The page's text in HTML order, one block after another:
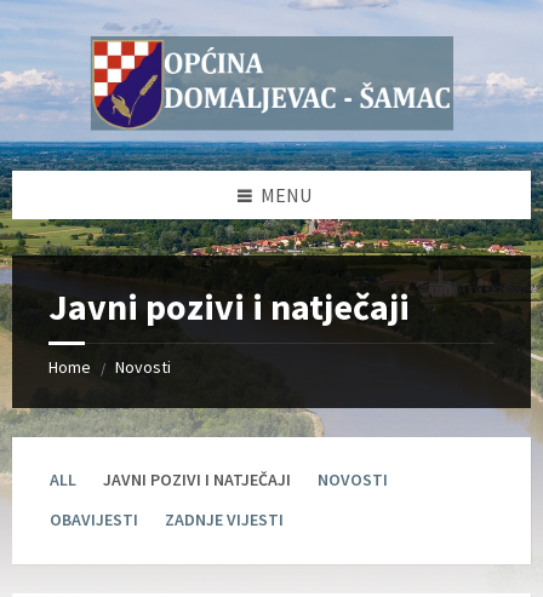
Skip
to
Skip
to
sidebar
Skip
to
sidebar
Skip
to
MENU
Javni pozivi i natječaji
Home / Novosti
ALL JAVNI POZIVI I NATJEČAJI
NOVOSTI
OBAVIJESTI
ZADNJE VIJESTI